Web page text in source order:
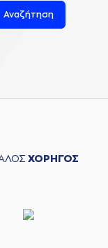
Αναζήτηση
ΧΟΡΗΓΟΣ